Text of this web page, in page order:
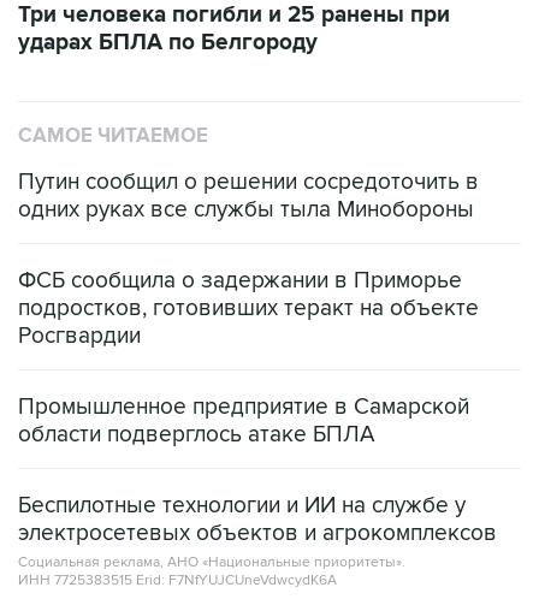
Три человека погибли и 25 ранены при
ударах БПЛА по Белгороду
САМОЕ ЧИТАЕМОЕ
Путин сообщил о решении сосредоточить в
одних руках все службы тыла Минобороны
ФСБ сообщила о задержании в Приморье
подростков, готовивших теракт на объекте
Росгвардии
Промышленное предприятие в Самарской
области подверглось атаке БПЛА
Беспилотные технологии и ИИ на службе у
электросетевых объектов и агрокомплексов
Социальная реклама, АНО «Национальные приоритеты».
ИНН 7725383515 Erid: F7NfYUJCUneVdwcydK6A